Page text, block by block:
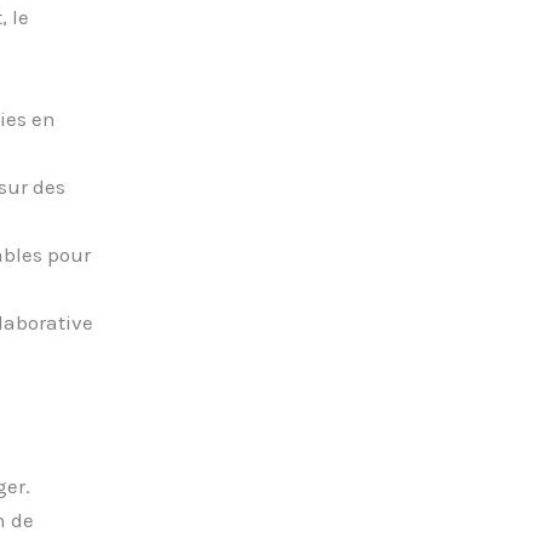
le
en
des
pour
de